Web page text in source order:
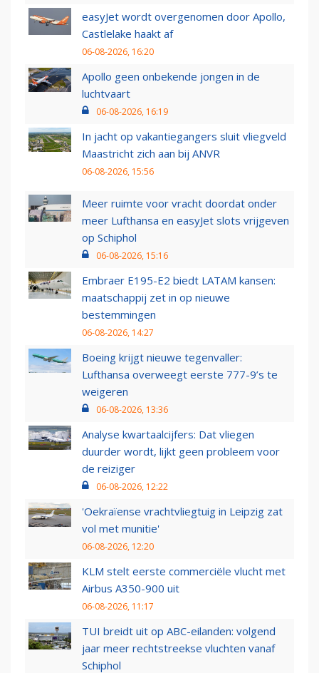
easyJet wordt overgenomen door Apollo,
Castlelake haakt af
06-08-2026, 16:20
Apollo geen onbekende jongen in de
luchtvaart
06-08-2026, 16:19
In jacht op vakantiegangers sluit vliegveld
Maastricht zich aan bij ANVR
06-08-2026, 15:56
Meer ruimte voor vracht doordat onder
meer Lufthansa en easyJet slots vrijgeven
op Schiphol
06-08-2026, 15:16
Embraer E195-E2 biedt LATAM kansen:
maatschappij zet in op nieuwe
bestemmingen
06-08-2026, 14:27
Boeing krijgt nieuwe tegenvaller:
Lufthansa overweegt eerste 777-9’s te
weigeren
06-08-2026, 13:36
Analyse kwartaalcijfers: Dat vliegen
duurder wordt, lijkt geen probleem voor
de reiziger
06-08-2026, 12:22
'Oekraïense vrachtvliegtuig in Leipzig zat
vol met munitie'
06-08-2026, 12:20
KLM stelt eerste commerciële vlucht met
Airbus A350-900 uit
06-08-2026, 11:17
TUI breidt uit op ABC-eilanden: volgend
jaar meer rechtstreekse vluchten vanaf
Schiphol